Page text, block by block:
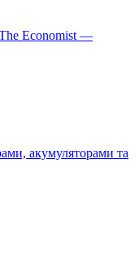
The Economist —
акумуляторами та